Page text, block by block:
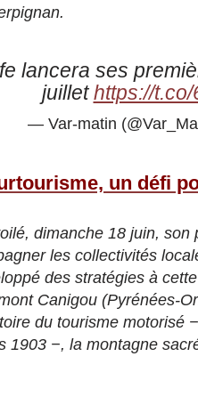
lancera ses
juillet https://
— Var-matin
un défi
dimanche 18 juin,
les collectivités
des stratégies à
Canigou (Pyrénées-
du tourisme motorisé
1903 −, la montagne